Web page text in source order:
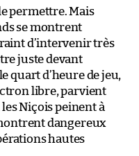
permettre. Mais
se montrent
d’intervenir très
juste devant
quart d’heure de jeu,
libre, parvient
Niçois peinent à
dangereux
hautes